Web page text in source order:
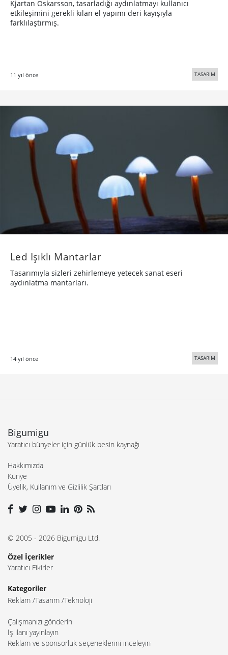
Kjartan Oskarsson, tasarladığı aydınlatmayı kullanıcı
etkileşimini gerekli kılan el yapımı deri kayışıyla
farklılaştırmış.
11 yıl önce TASARIM
Led Işıklı Mantarlar
Tasarımıyla sizleri zehirlemeye yetecek sanat eseri
aydınlatma mantarları.
14 yıl önce TASARIM
Bigumigu
Yaratıcı bünyeler için günlük besin kaynağı
Hakkımızda
Künye
Üyelik, Kullanım ve Gizlilik Şartları
© 2005 - 2026 Bigumigu Ltd.
Özel İçerikler
Yaratıcı Fikirler
Kategoriler
Reklam Tasarım Teknoloji
Çalışmanızı gönderin
İş ilanı yayınlayın
Reklam ve sponsorluk seçeneklerini inceleyin